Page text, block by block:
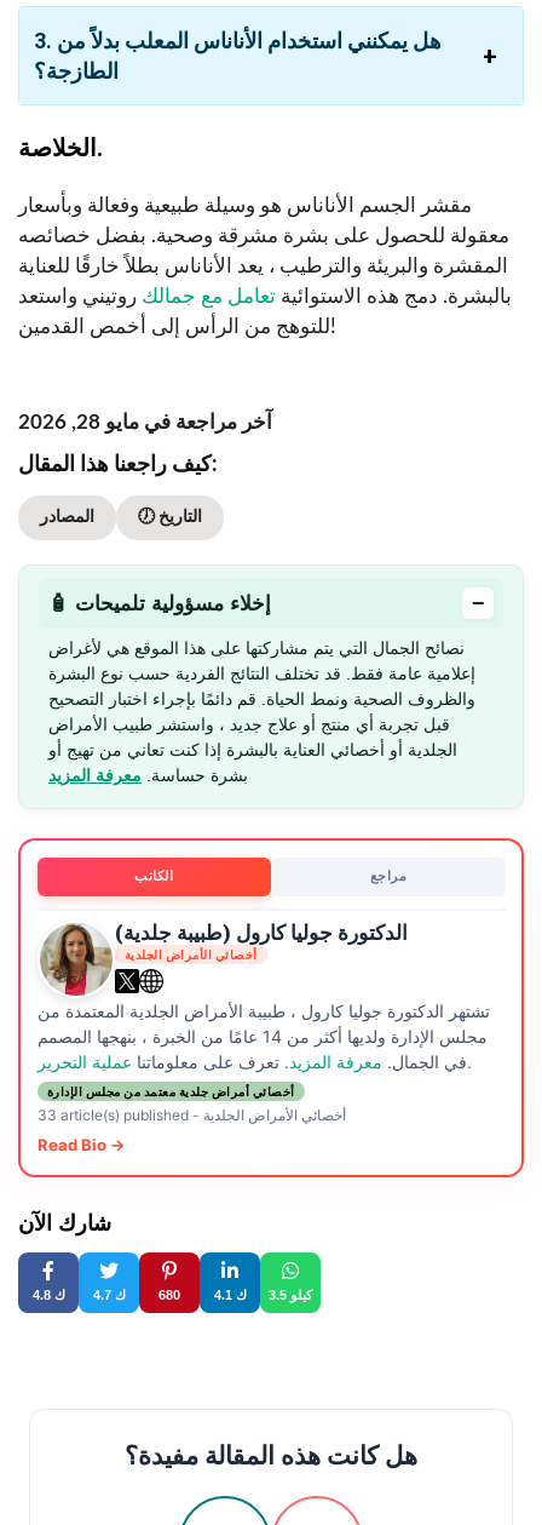
3. هل يمكنني استخدام الأناناس المعلب بدلاً من
الطازجة؟
الخلاصة.
مقشر الجسم الأناناس هو وسيلة طبيعية وفعالة وبأسعار
معقولة للحصول على بشرة مشرقة وصحية. بفضل خصائصه
المقشرة والبريئة والترطيب ، يعد الأناناس بطلاً خارقًا للعناية
بالبشرة. دمج هذه الاستوائية تعامل مع جمالك روتيني واستعد
للتوهج من الرأس إلى أخمص القدمين!
آخر مراجعة في مايو 28, 2026
كيف راجعنا هذا المقال:
المصادر 🕖 التاريخ
🧴 إخلاء مسؤولية تلميحات −
نصائح الجمال التي يتم مشاركتها على هذا الموقع هي لأغراض
إعلامية عامة فقط. قد تختلف النتائج الفردية حسب نوع البشرة
والظروف الصحية ونمط الحياة. قم دائمًا بإجراء اختبار التصحيح
قبل تجربة أي منتج أو علاج جديد ، واستشر طبيب الأمراض
الجلدية أو أخصائي العناية بالبشرة إذا كنت تعاني من تهيج أو
بشرة حساسة. معرفة المزيد
الكاتب مراجع
الدكتورة جوليا كارول (طبيبة جلدية)
أخصائي الأمراض الجلدية
تشتهر الدكتورة جوليا كارول ، طبيبة الأمراض الجلدية المعتمدة من
مجلس الإدارة ولديها أكثر من 14 عامًا من الخبرة ، بنهجها المصمم
في الجمال. معرفة المزيد. تعرف على معلوماتنا عملية التحرير.
أخصائي أمراض جلدية معتمد من مجلس الإدارة
33 article(s) published- أخصائي الأمراض الجلدية
Read Bio →
شارك الآن
4.8 ك 4.7 ك 680 4.1 ك 3.5 كيلو
هل كانت هذه المقالة مفيدة؟